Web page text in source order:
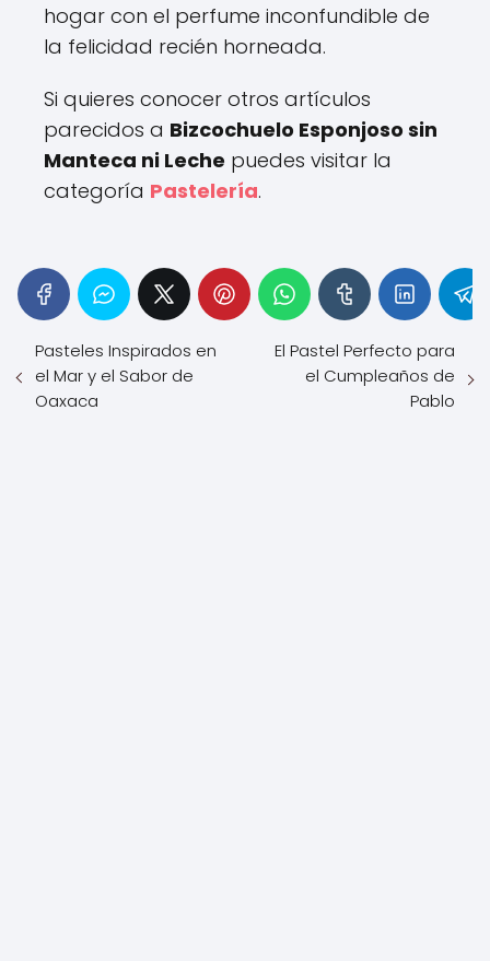
hogar con el perfume inconfundible de
la felicidad recién horneada.
Si quieres conocer otros artículos
parecidos a Bizcochuelo Esponjoso sin
Manteca ni Leche puedes visitar la
categoría Pastelería.
Pasteles Inspirados en
el Mar y el Sabor de
Oaxaca
El Pastel Perfecto para
el Cumpleaños de
Pablo